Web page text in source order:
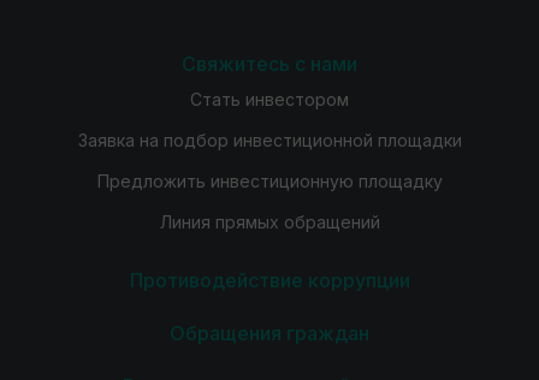
Свяжитесь с нами
Стать инвестором
Заявка на подбор инвестиционной площадки
Предложить инвестиционную площадку
Линия прямых обращений
Противодействие коррупции
Обращения граждан